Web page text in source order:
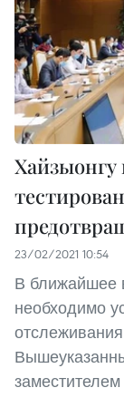
Хайзыонгу
23/02/2021 10:54
В ближайшее
необходимо